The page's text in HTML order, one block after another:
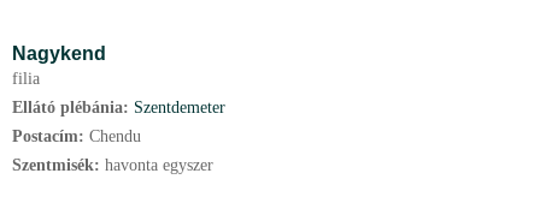
Nagykend
filia
Ellátó plébánia: Szentdemeter
Postacím: Chendu
Szentmisék: havonta egyszer